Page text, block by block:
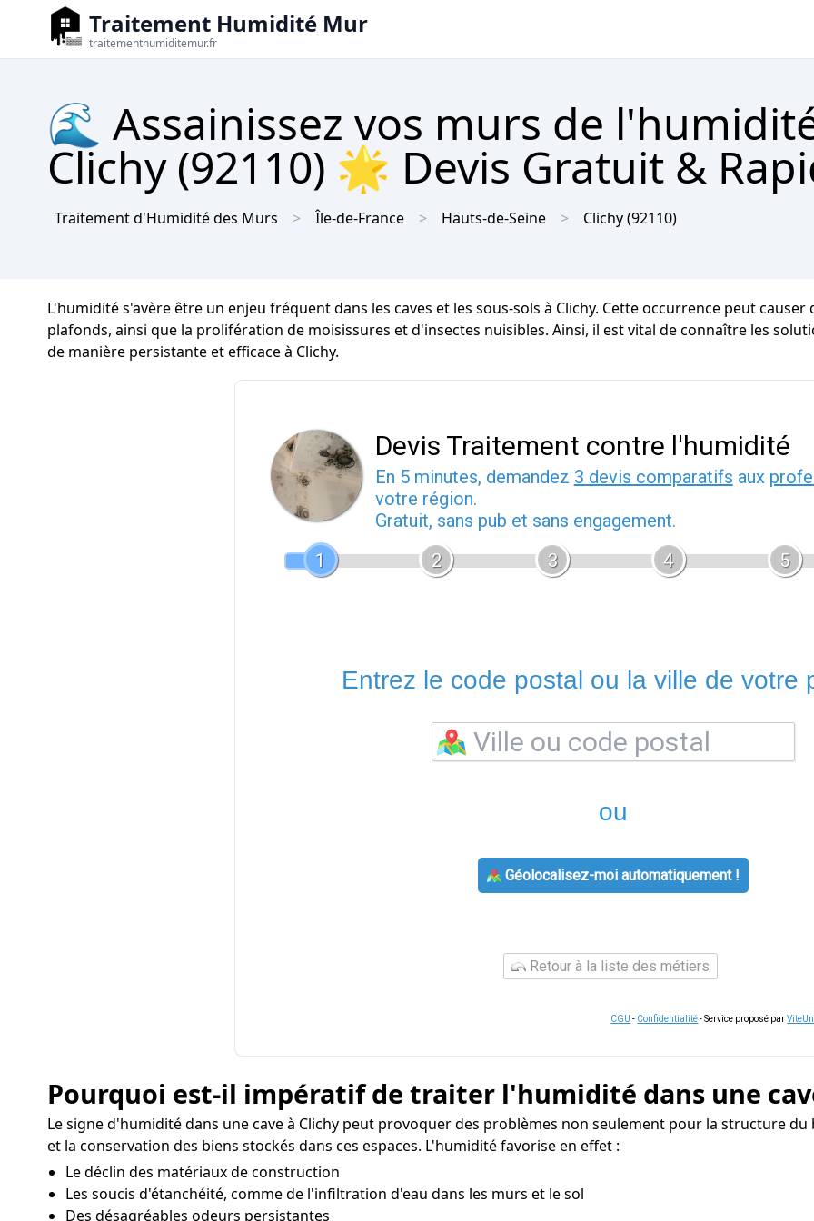
Traitement Humidité Mur
traitementhumiditemur.fr
🌊 Assainissez vos murs de
Clichy (92110) 🌟 Devis Gratuit &
Traitement d'Humidité des Murs Île-de-France Hauts-de-Seine Clichy(92110)
L'humidité s'avère être un enjeu fréquent dans les caves et les sous-sols à Clichy. Cette occurrence peut
plafonds, ainsi que la prolifération de moisissures et d'insectes nuisibles. Ainsi, il est vital de connaître les
de manière persistante et efficace à Clichy.
Devis Traitement contre l'humidité
En 5 minutes, demandez 3 devis comparatifs aux
votre région.
Gratuit, sans pub et sans engagement.
1
2 3 4 5
Entrez le code postal ou la ville de votre
ou
Géolocalisez-moi automatiquement !
Retour à la liste des métiers
CGU - Confidentialité- Service proposé par
Pourquoi est-il impératif de traiter l'humidité dans une
Le signe d'humidité dans une cave à Clichy peut provoquer des problèmes non seulement pour la structure
et la conservation des biens stockés dans ces espaces. L'humidité favorise en effet :
Le déclin des matériaux de construction
Les soucis d'étanchéité, comme de l'infiltration d'eau dans les murs et le sol
Des désagréables odeurs persistantes